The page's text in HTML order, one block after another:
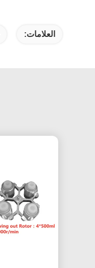
العلامات: